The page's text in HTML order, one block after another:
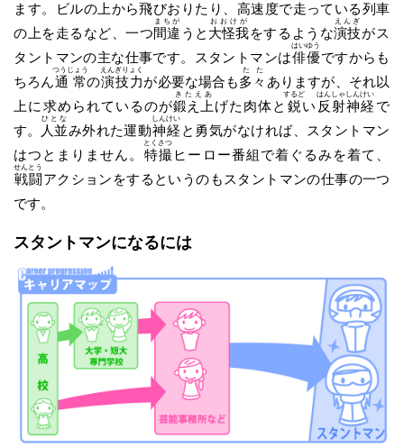
ます。ビルの上から飛びおりたり、高速度で走っている列車
の上を走るなど、一つ間違
まちが
うと 大怪我
おおけが
をするような演技
えんぎ
がス
タントマンの主な仕事です。スタントマンは俳優
はいゆう
ですからも
ちろん通常
つうじょう
の演技力
えんぎりょく
が必要な場合も多々
たた
ありますが、それ以
上に求められているのが鍛え上
きたえあ
げた肉体と 鋭
するど
い 反射
はんしゃ
神経
しんけい
で
す。 人並
ひとな
み外れた運動神経
しんけい
と勇気がなければ、スタントマン
はつとまりません。 特撮
とくさつ
ヒーロー番組で着ぐるみを着て、
戦闘
せんとう
アクションをするというのもスタントマンの仕事の一つ
です。
スタントマンになるには